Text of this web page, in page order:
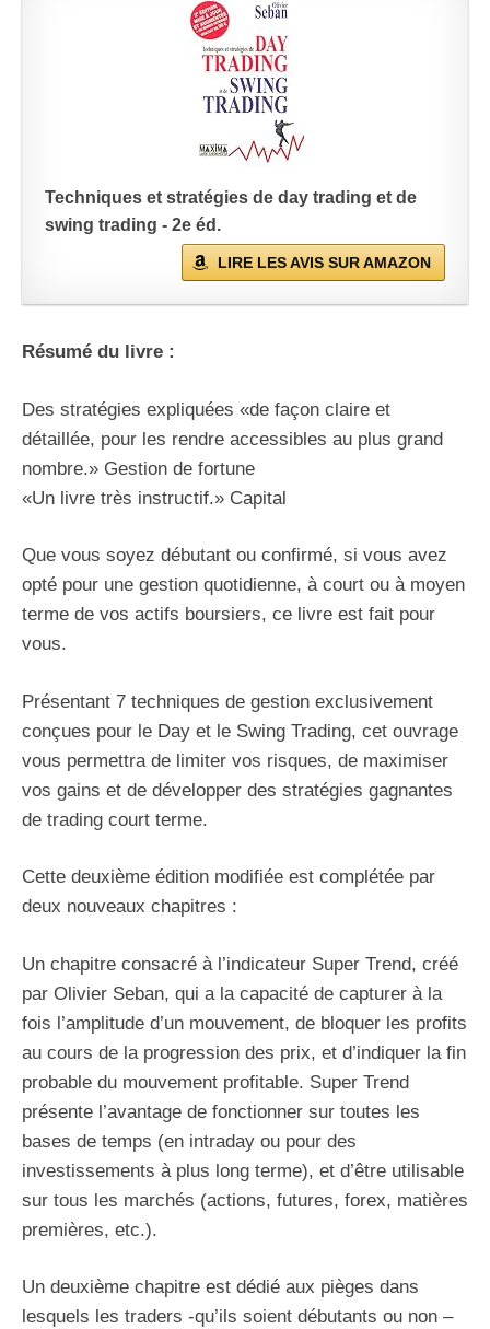
Techniques et stratégies de day trading et de
swing trading - 2e éd.
LIRE LES AVIS SUR AMAZON
Résumé du livre :
Des stratégies expliquées «de façon claire et
détaillée, pour les rendre accessibles au plus grand
nombre.» Gestion de fortune
«Un livre très instructif.» Capital
Que vous soyez débutant ou confirmé, si vous avez
opté pour une gestion quotidienne, à court ou à moyen
terme de vos actifs boursiers, ce livre est fait pour
vous.
Présentant 7 techniques de gestion exclusivement
conçues pour le Day et le Swing Trading, cet ouvrage
vous permettra de limiter vos risques, de maximiser
vos gains et de développer des stratégies gagnantes
de trading court terme.
Cette deuxième édition modifiée est complétée par
deux nouveaux chapitres :
Un chapitre consacré à l’indicateur Super Trend, créé
par Olivier Seban, qui a la capacité de capturer à la
fois l’amplitude d’un mouvement, de bloquer les profits
au cours de la progression des prix, et d’indiquer la fin
probable du mouvement profitable. Super Trend
présente l’avantage de fonctionner sur toutes les
bases de temps (en intraday ou pour des
investissements à plus long terme), et d’être utilisable
sur tous les marchés (actions, futures, forex, matières
premières, etc.).
Un deuxième chapitre est dédié aux pièges dans
lesquels les traders -qu’ils soient débutants ou non –